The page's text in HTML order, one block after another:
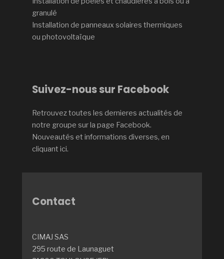
granulé
Installation de panneaux solaires thermiques
ou photovoltaïque
Suivez-nous sur Facebook
Retrouvez toutes les dernieres actualités de
notre groupe sur la page Facebook.
Nouveautés et informations diverses, en
cliquant ici.
Contact
CIMAJ SAS
295 route de Launaguet